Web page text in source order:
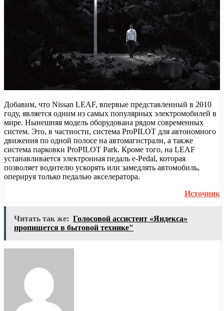
Добавим, что Nissan LEAF, впервые представленный в 2010
году, является одним из самых популярных электромобилей в
мире. Нынешняя модель оборудована рядом современных
систем. Это, в частности, система ProPILOT для автономного
движения по одной полосе на автомагистрали, а также
система парковки ProPILOT Park. Кроме того, на LEAF
устанавливается электронная педаль e-Pedal, которая
позволяет водителю ускорять или замедлять автомобиль,
оперируя только педалью акселератора.
Источник
Читать так же: Голосовой ассистент «Яндекса»
пропишется в бытовой технике"